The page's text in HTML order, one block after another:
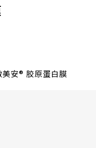
美安® 胶原蛋白膜